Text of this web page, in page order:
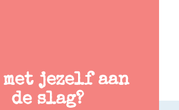
met jezelf aan
de slag?